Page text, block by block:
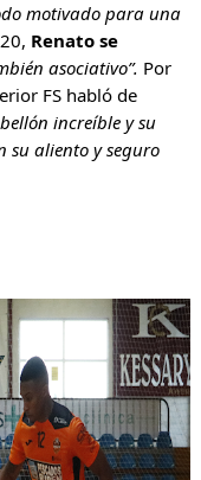
motivado para una
Renato se
asociativo”. Por
FS habló de
increíble y su
su aliento y seguro